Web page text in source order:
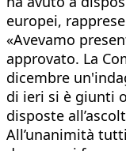
europei,
«Avevamo
approvato. La
dicembre
di ieri si è giunti
disposte
All’unanimità tutti